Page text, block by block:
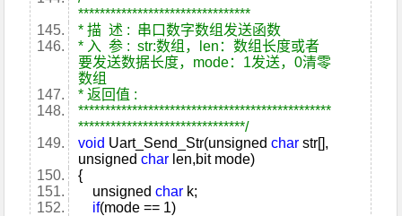
********************************
* 描 述 : 串口数字数组发送函数
* 入 参 : str:数组，len：数组长度或者
要发送数据长度，mode：1发送，0清零
数组
* 返回值 :
***********************************************
*******************************/
void Uart_Send_Str(unsignedchar str[],
unsignedchar len,bit mode)
{
unsignedchar k;
if(mode == 1)